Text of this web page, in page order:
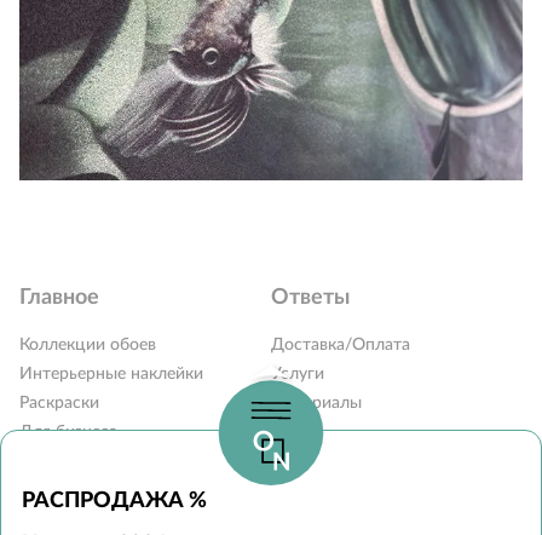
РАСПРОДАЖА %
Главное
Коллекции обоев
Интерьерные наклейки
Раскраски
Для бизнеса
Ответы
Доставка/Оплата
Услуги
Материалы
Блог
Вопросы и ответы
Контакты